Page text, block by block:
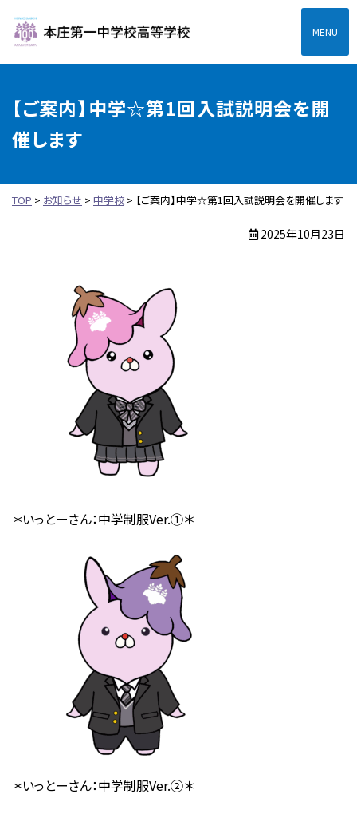
本庄第一高等学校中高一
【ご案内】中学☆第1回入試説明会を開
催します
TOP > お知らせ > 中学校 > 【ご案内】中学☆第1回入試説明会を開催します
2025年10月23日
＊いっとーさん：中学制服Ver.➀＊
＊いっとーさん：中学制服Ver.➁＊